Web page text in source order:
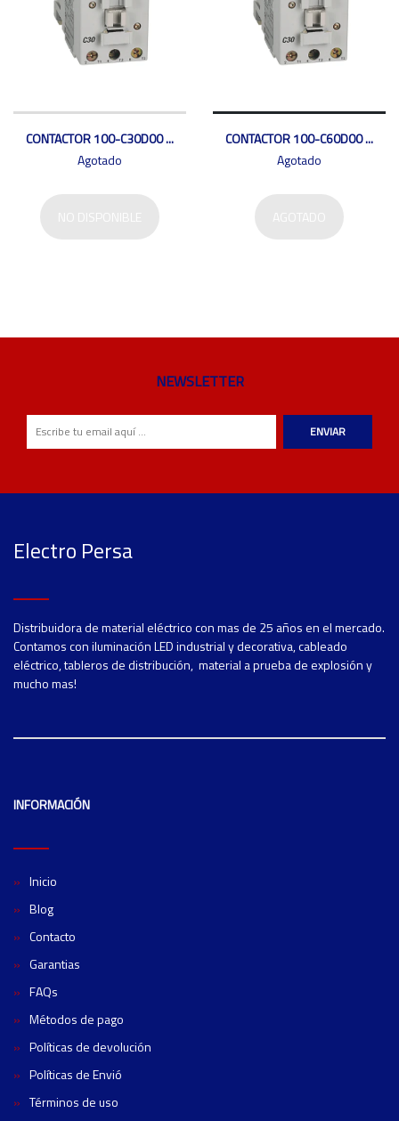
CONTACTOR 100-C30D00 ...
Agotado
CONTACTOR 100-C60D00 ...
Agotado
NEWSLETTER
ENVIAR
Electro Persa
Distribuidora de material eléctrico con mas de 25 años en el mercado.
Contamos con iluminación LED industrial y decorativa, cableado
eléctrico, tableros de distribución, material a prueba de explosión y
mucho mas!
INFORMACIÓN
Inicio
Blog
Contacto
Garantias
FAQs
Métodos de pago
Políticas de devolución
Políticas de Envió
Términos de uso